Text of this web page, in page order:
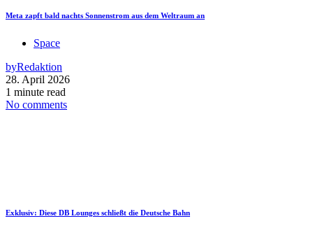
Meta zapft bald nachts Sonnenstrom aus dem Weltraum an
Space
byRedaktion
28. April 2026
1 minute read
No comments
Exklusiv: Diese DB Lounges schließt die Deutsche Bahn